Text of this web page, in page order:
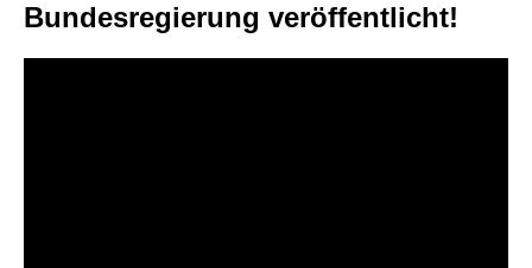
Bundesregierung veröffentlicht!